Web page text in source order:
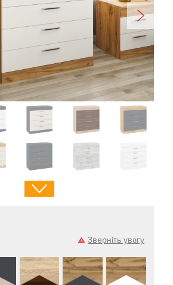
Зверніть увагу